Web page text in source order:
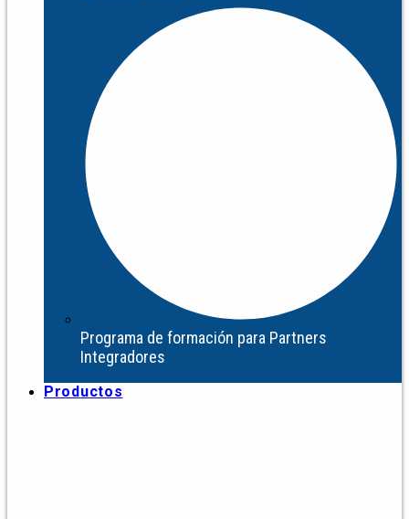
Programa de formación para Partners
Integradores
Productos